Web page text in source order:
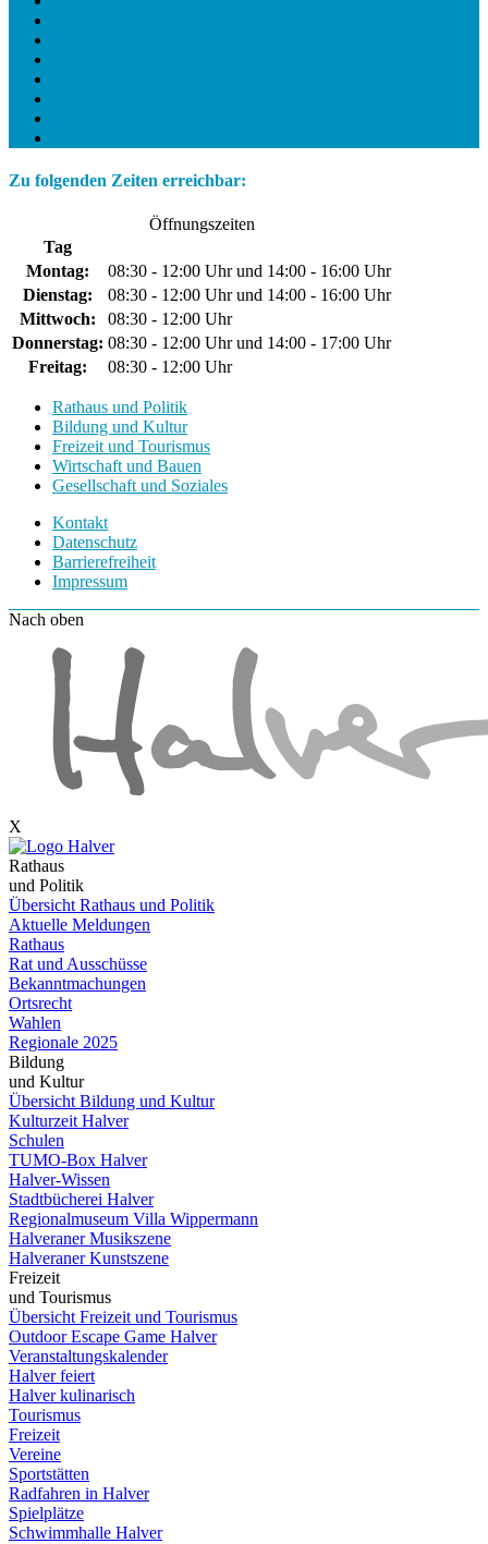
Zu folgenden Zeiten erreichbar:
Öffnungszeiten
Tag
Montag:
08:30 - 12:00 Uhr und 14:00 - 16:00 Uhr
Dienstag:
08:30 - 12:00 Uhr und 14:00 - 16:00 Uhr
Mittwoch:
08:30 - 12:00 Uhr
Donnerstag: 08:30 - 12:00 Uhr und 14:00 - 17:00 Uhr
Freitag:
08:30 - 12:00 Uhr
Rathaus und Politik
Bildung und Kultur
Freizeit und Tourismus
Wirtschaft und Bauen
Gesellschaft und Soziales
Kontakt
Datenschutz
Barrierefreiheit
Impressum
Nach oben
X
Rathaus
und Politik
Übersicht Rathaus und Politik
Aktuelle Meldungen
Rathaus
Rat und Ausschüsse
Bekanntmachungen
Ortsrecht
Wahlen
Regionale 2025
Bildung
und Kultur
Übersicht Bildung und Kultur
Kulturzeit Halver
Schulen
TUMO-Box Halver
Halver-Wissen
Stadtbücherei Halver
Regionalmuseum Villa Wippermann
Halveraner Musikszene
Halveraner Kunstszene
Freizeit
und Tourismus
Übersicht Freizeit und Tourismus
Outdoor Escape Game Halver
Veranstaltungskalender
Halver feiert
Halver kulinarisch
Tourismus
Freizeit
Vereine
Sportstätten
Radfahren in Halver
Spielplätze
Schwimmhalle Halver